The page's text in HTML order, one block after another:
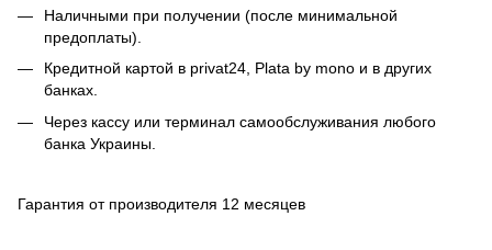
Наличными при получении (после минимальной
предоплаты).
Кредитной картой в privat24, Plata by mono и в других
банках.
Через кассу или терминал самообслуживания любого
банка Украины.
Гарантия от производителя 12 месяцев